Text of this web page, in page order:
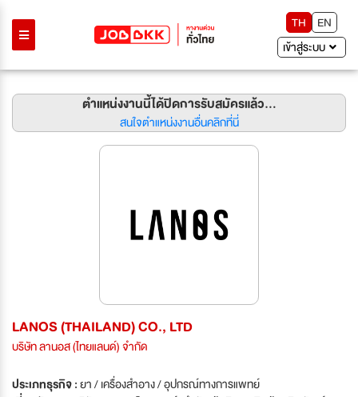
TH
EN
เข้าสู่ระบบ
ตำแหน่งงานนี้ได้ปิดการรับสมัครแล้ว...
สนใจตำแหน่งงานอื่นคลิกที่นี่
LANOS (THAILAND) CO., LTD
บริษัท ลานอส (ไทยแลนด์) จำกัด
ประเภทธุรกิจ :ยา / เครื่องสำอาง / อุปกรณ์ทางการแพทย์